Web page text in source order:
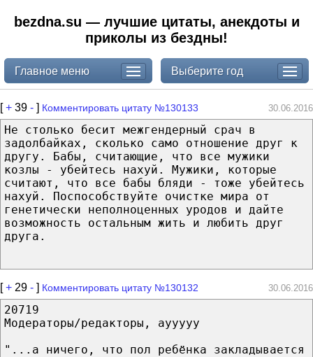
bezdna.su — лучшие цитаты, анекдоты и
приколы из бездны!
Главное меню Выберите год
[+ 39 - ] Комментировать цитату №130133 30.06.2016
Не столько бесит межгендерный срач в
задолбайках, сколько само отношение друг к
другу. Бабы, считающие, что все мужики
козлы - убейтесь нахуй. Мужики, которые
считают, что все бабы бляди - тоже убейтесь
нахуй. Поспособствуйте очистке мира от
генетически неполноценных уродов и дайте
возможность остальным жить и любить друг
друга.
[+ 29 - ] Комментировать цитату №130132 30.06.2016
20719
Модераторы/редакторы, аууууу
"...а ничего, что пол ребёнка закладывается